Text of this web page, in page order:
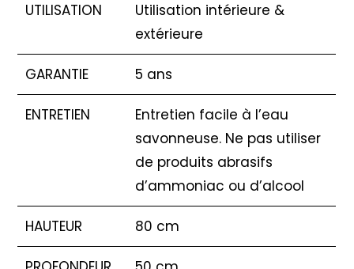
UTILISATION
Utilisation intérieure &
extérieure
GARANTIE 5 ans
ENTRETIEN
Entretien facile à l’eau
savonneuse. Ne pas utiliser
de produits abrasifs
d’ammoniac ou d’alcool
HAUTEUR 80 cm